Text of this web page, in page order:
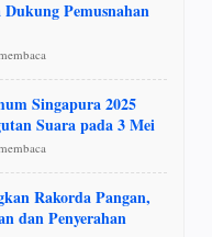
Pemusnahan
Singapura 2025
Suara pada 3 Mei
Rakorda Pangan,
dan Penyerahan